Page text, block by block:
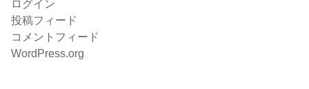
ログイン
投稿フィード
コメントフィード
WordPress.org